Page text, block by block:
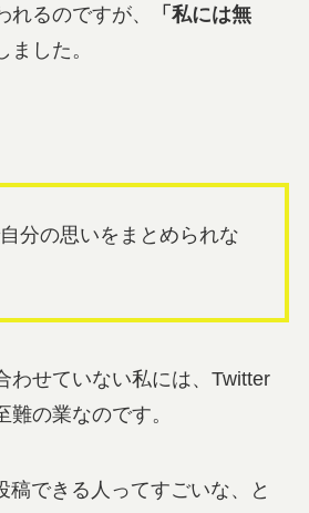
るのですが、
「私には無
ました。
分の思いをまとめられな
わせていない私には、Twitter
難の業なのです。
稿できる人ってすごいな、と